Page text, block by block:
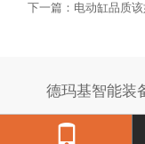
下一篇： 电动缸品质
德玛基智能装